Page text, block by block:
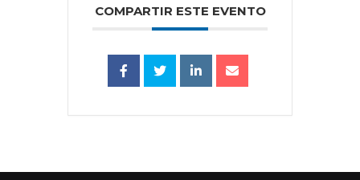
COMPARTIR ESTE EVENTO